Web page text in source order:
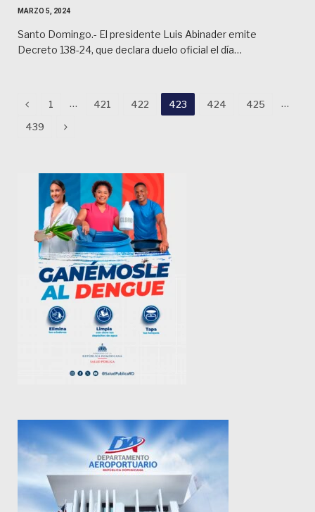
MARZO 5, 2024
Santo Domingo.- El presidente Luis Abinader emite
Decreto 138-24, que declara duelo oficial el día…
Previous
1 … 421 422 423 424 425 …
439 Next